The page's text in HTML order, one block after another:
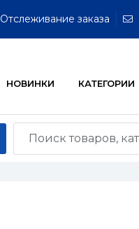
Отслеживание заказа
НОВИНКИ КАТЕГОРИИ